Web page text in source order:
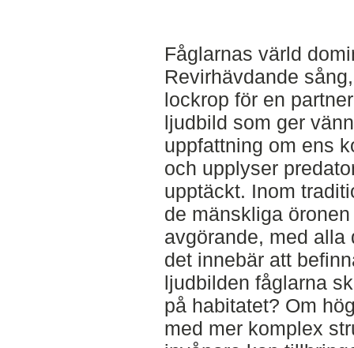
Fåglarnas värld
Revirhävdande
lockrop för en
ljudbild som ger
uppfattning om ens
och upplyser
upptäckt. Inom
de mänskliga
avgörande, med alla
det innebär att
ljudbilden fåglarna
på habitatet? Om
med mer komplex